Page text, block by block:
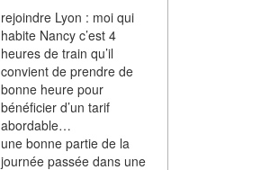
rejoindre Lyon : moi qui
habite Nancy c’est 4
heures de train qu’il
convient de prendre de
bonne heure pour
bénéficier d’un tarif
abordable…
une bonne partie de la
journée passée dans une